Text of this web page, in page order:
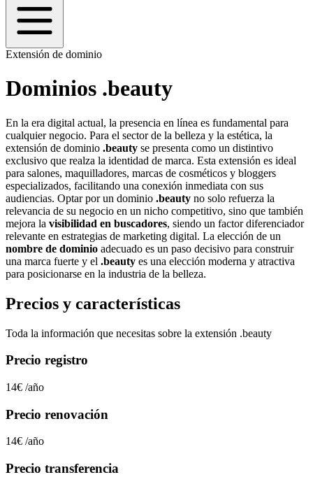
Extensión de dominio
Dominios .beauty
En la era digital actual, la presencia en línea es fundamental para
cualquier negocio. Para el sector de la belleza y la estética, la
extensión de dominio .beauty se presenta como un distintivo
exclusivo que realza la identidad de marca. Esta extensión es ideal
para salones, maquilladores, marcas de cosméticos y bloggers
especializados, facilitando una conexión inmediata con sus
audiencias. Optar por un dominio .beauty no solo refuerza la
relevancia de su negocio en un nicho competitivo, sino que también
mejora la visibilidad en buscadores, siendo un factor diferenciador
relevante en estrategias de marketing digital. La elección de un
nombre de dominio adecuado es un paso decisivo para construir
una marca fuerte y el .beauty es una elección moderna y atractiva
para posicionarse en la industria de la belleza.
Precios y características
Toda la información que necesitas sobre la extensión .beauty
Precio registro
14€ /año
Precio renovación
14€ /año
Precio transferencia